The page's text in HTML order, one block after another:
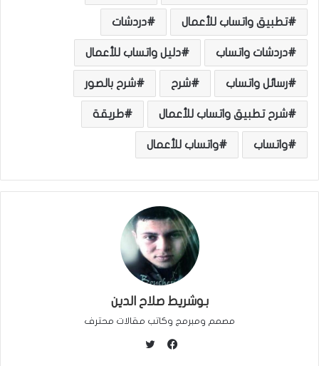
تطبيق واتساب للأعمال دردشات
دردشات واتساب دليل واتساب للأعمال
رسائل واتساب شرح شرح بالصور
شرح تطبيق واتساب للأعمال طريقة
واتساب واتساب للأعمال
بوشريط صلاح الدين
مصمم ومبرمج وكاتب مقالات محترف